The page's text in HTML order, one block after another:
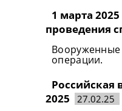
1 марта
проведения
Вооруженные
операции.
Российская
2025
27.02.25